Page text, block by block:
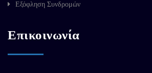
Εξόφληση Συνδρομών
Επικοινωνία